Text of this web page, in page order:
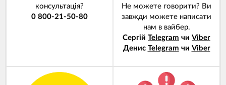
консультація?
0 800-21-50-80
Не можете говорити? Ви
завжди можете написати
нам в вайбер.
Сергій Telegram чи Viber
Денис Telegram чи Viber